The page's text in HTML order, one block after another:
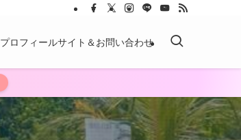
プロフィールサイト＆お問い合わせ